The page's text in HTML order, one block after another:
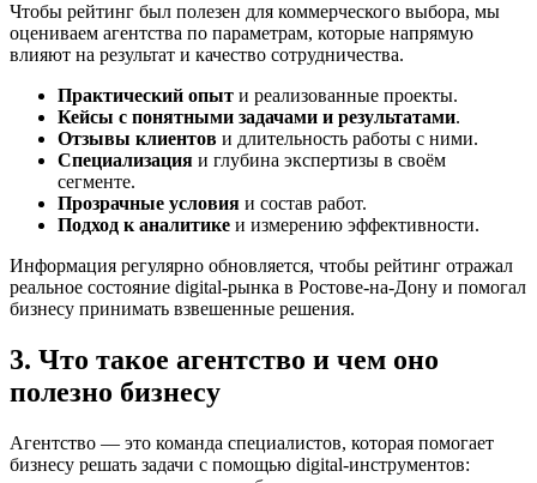
Чтобы рейтинг был полезен для коммерческого выбора, мы
оцениваем агентства по параметрам, которые напрямую
влияют на результат и качество сотрудничества.
Практический опыт и реализованные проекты.
Кейсы с понятными задачами и результатами.
Отзывы клиентов и длительность работы с ними.
Специализация и глубина экспертизы в своём
сегменте.
Прозрачные условия и состав работ.
Подход к аналитике и измерению эффективности.
Информация регулярно обновляется, чтобы рейтинг отражал
реальное состояние digital-рынка в Ростове-на-Дону и помогал
бизнесу принимать взвешенные решения.
3. Что такое агентство и чем оно
полезно бизнесу
Агентство — это команда специалистов, которая помогает
бизнесу решать задачи с помощью digital-инструментов: